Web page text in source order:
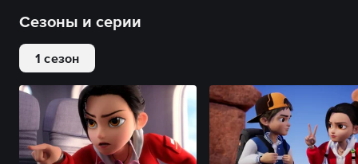
Сезоны и серии
1 сезон